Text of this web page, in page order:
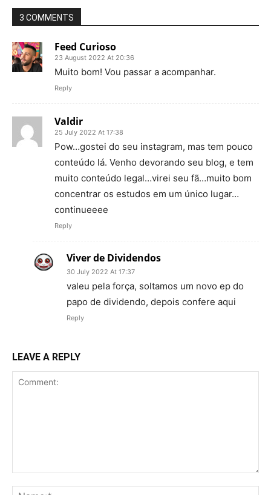
3 COMMENTS
Feed Curioso
23 August 2022 At 20:36
Muito bom! Vou passar a acompanhar.
Reply
Valdir
25 July 2022 At 17:38
Pow…gostei do seu instagram, mas tem pouco
conteúdo lá. Venho devorando seu blog, e tem
muito conteúdo legal…virei seu fã…muito bom
concentrar os estudos em um único lugar…
continueeee
Reply
Viver de Dividendos
30 July 2022 At 17:37
valeu pela força, soltamos um novo ep do
papo de dividendo, depois confere aqui
Reply
LEAVE A REPLY